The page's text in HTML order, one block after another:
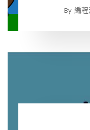
By 編